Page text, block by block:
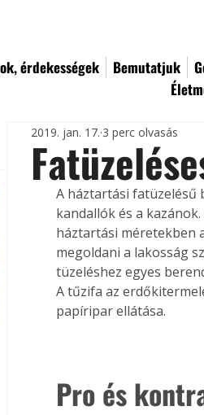
érdekességek Bemutatjuk
2019. jan. 17. 3 perc olvasás
A háztartási fatüzelésű
kandallók és a
háztartási méretekben
megoldani a lakosság
tüzeléshez egyes
A tűzifa az
papíripar ellátása.
Pro és